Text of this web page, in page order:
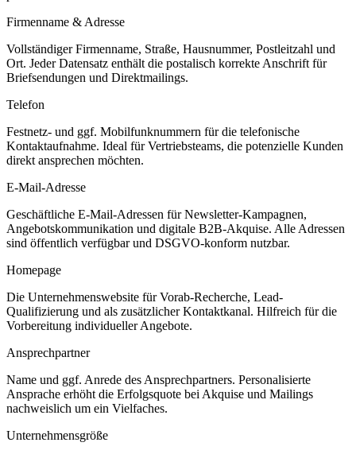
Firmenname & Adresse
Vollständiger Firmenname, Straße, Hausnummer, Postleitzahl und
Ort. Jeder Datensatz enthält die postalisch korrekte Anschrift für
Briefsendungen und Direktmailings.
Telefon
Festnetz- und ggf. Mobilfunknummern für die telefonische
Kontaktaufnahme. Ideal für Vertriebsteams, die potenzielle Kunden
direkt ansprechen möchten.
E-Mail-Adresse
Geschäftliche E-Mail-Adressen für Newsletter-Kampagnen,
Angebotskommunikation und digitale B2B-Akquise. Alle Adressen
sind öffentlich verfügbar und DSGVO-konform nutzbar.
Homepage
Die Unternehmenswebsite für Vorab-Recherche, Lead-
Qualifizierung und als zusätzlicher Kontaktkanal. Hilfreich für die
Vorbereitung individueller Angebote.
Ansprechpartner
Name und ggf. Anrede des Ansprechpartners. Personalisierte
Ansprache erhöht die Erfolgsquote bei Akquise und Mailings
nachweislich um ein Vielfaches.
Unternehmensgröße